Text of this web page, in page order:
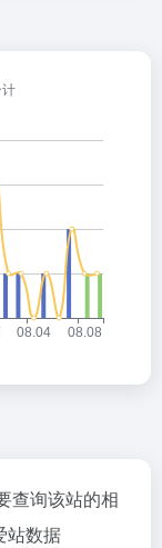
查询该站的相
站数据